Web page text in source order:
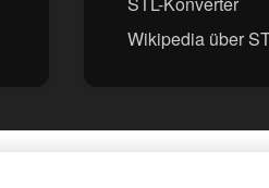
Wikipedia über